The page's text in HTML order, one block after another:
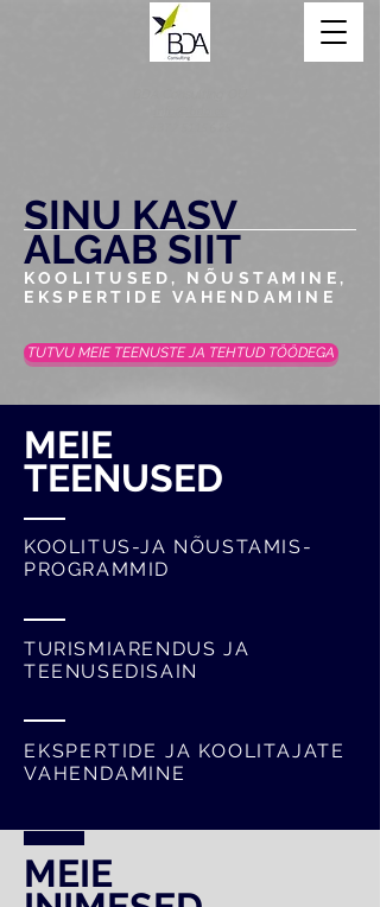
SINU KASV
ALGAB SIIT
KOOLITUSED, NÕUSTAMINE,
EKSPERTIDE VAHENDAMINE
TUTVU MEIE TEENUSTE JA TEHTUD TÖÖDEGA
MEIE
TEENUSED
KOOLITUS-JA NÕUSTAMIS-
PROGRAMMID
TURISMIARENDUS JA
TEENUSEDISAIN
EKSPERTIDE JA KOOLITAJATE
VAHENDAMINE
MEIE